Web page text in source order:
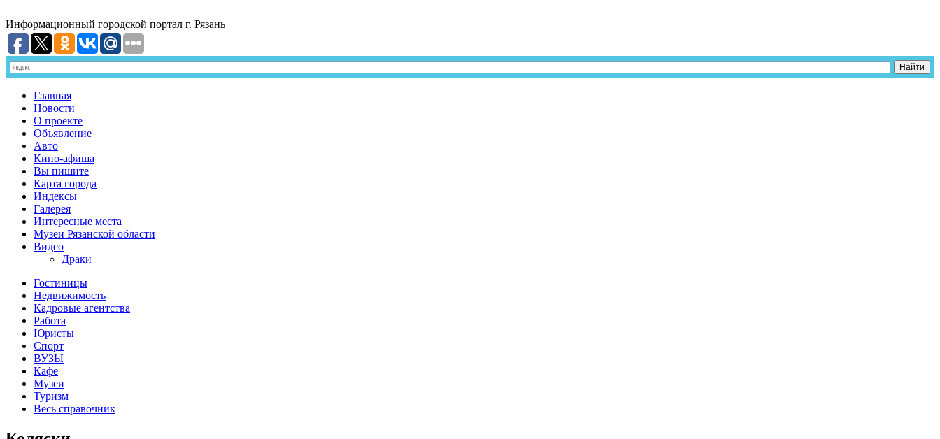
Информационный городской портал г. Рязань
Главная
Новости
О проекте
Объявление
Авто
Кино-афиша
Вы пишите
Карта города
Индексы
Галерея
Интересные места
Музеи Рязанской области
Видео
Драки
Гостиницы
Недвижимость
Кадровые агентства
Работа
Юристы
Спорт
ВУЗЫ
Кафе
Музеи
Туризм
Весь справочник